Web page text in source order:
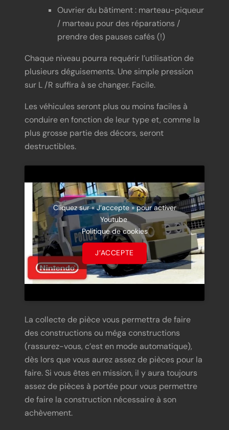
Ouvrier du bâtiment : marteau-piqueur
/ marteau pour des réparations /
prendre des pauses cafés (!)
Chaque niveau pourra requérir l’utilisation de
plusieurs déguisements. Une simple pression
sur L /R suffira à se changer. Facile.
Les véhicules seront plus ou moins faciles à
conduire en fonction de leur type et, comme la
plus grosse partie des décors, seront
destructibles.
Cliquez sur « J’accepte » pour activer
Youtube
Politique de cookies
J’ACCEPTE
La collecte de pièce vous permettra de faire
des constructions ou méga constructions
(rassurez-vous, c’est en mode automatique),
dès lors que vous aurez assez de pièces pour la
faire. Si vous êtes en mission, il y aura toujours
assez de pièces à portée pour vous permettre
de faire la construction nécessaire à son
achèvement.